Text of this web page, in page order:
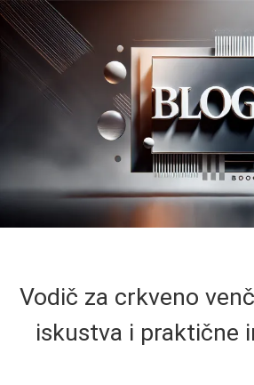
Vodič za crkveno
iskustva i praktične